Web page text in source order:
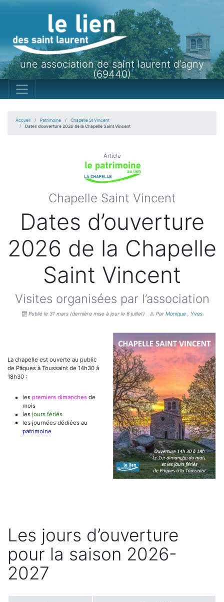
une association de saint laurent d’agny
(69440)
Accueil Patrimoine
Chapelle St Vincent
Dates d’ouverture 2026 de la Chapelle Saint Vincent
Article
Chapelle Saint Vincent
Dates d’ouverture
2026 de la Chapelle
Saint Vincent
Visites organisées par l’association
Publié le 31 mars (dernière mise à jour le 6 juillet) Par Monique Yves
La chapelle est ouverte au public
de Pâques à Toussaint de 14h30 à
18h30 :
les premiers dimanches de
mois
les jours fériés
les journées dédiées au
patrimoine
Les jours d’ouverture
pour la saison 2026-
2027